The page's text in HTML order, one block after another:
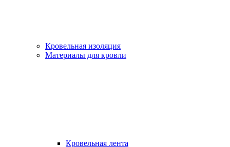
Кровельная изоляция
Материалы для кровли
Кровельная лента